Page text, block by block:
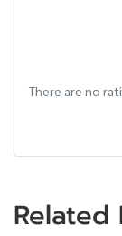
There are no
Related